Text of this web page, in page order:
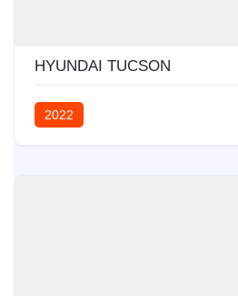
HYUNDAI TUCSON
2022